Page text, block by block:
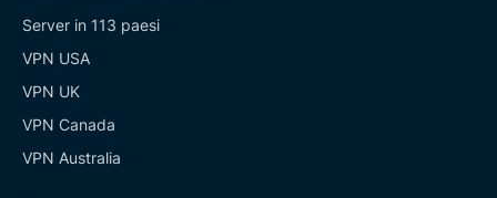
Server in 113 paesi
VPN USA
VPN UK
VPN Canada
VPN Australia